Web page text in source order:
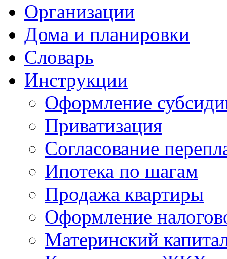
Организации
Дома и планировки
Словарь
Инструкции
Оформление
Приватизация
Согласование
Ипотека по шагам
Продажа квартиры
Оформление
Материнский